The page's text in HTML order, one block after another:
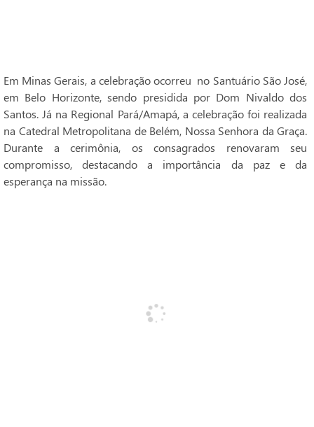
Em Minas Gerais, a celebração ocorreu no Santuário São José,
em Belo Horizonte, sendo presidida por Dom Nivaldo dos
Santos. Já na Regional Pará/Amapá, a celebração foi realizada
na Catedral Metropolitana de Belém, Nossa Senhora da Graça.
Durante a cerimônia, os consagrados renovaram seu
compromisso, destacando a importância da paz e da
esperança na missão.